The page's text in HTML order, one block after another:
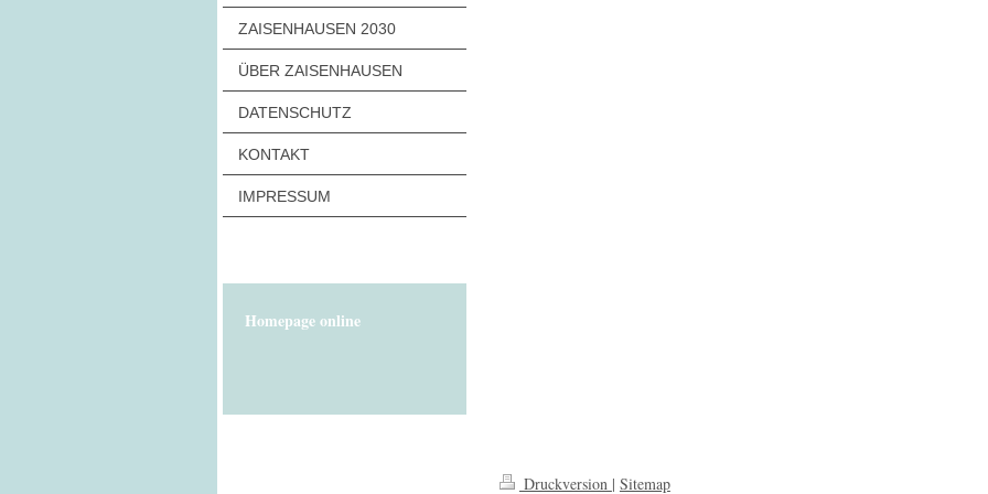
ZAISENHAUSEN 2030
ÜBER ZAISENHAUSEN
DATENSCHUTZ
KONTAKT
IMPRESSUM
Homepage online
Druckversion | Sitemap